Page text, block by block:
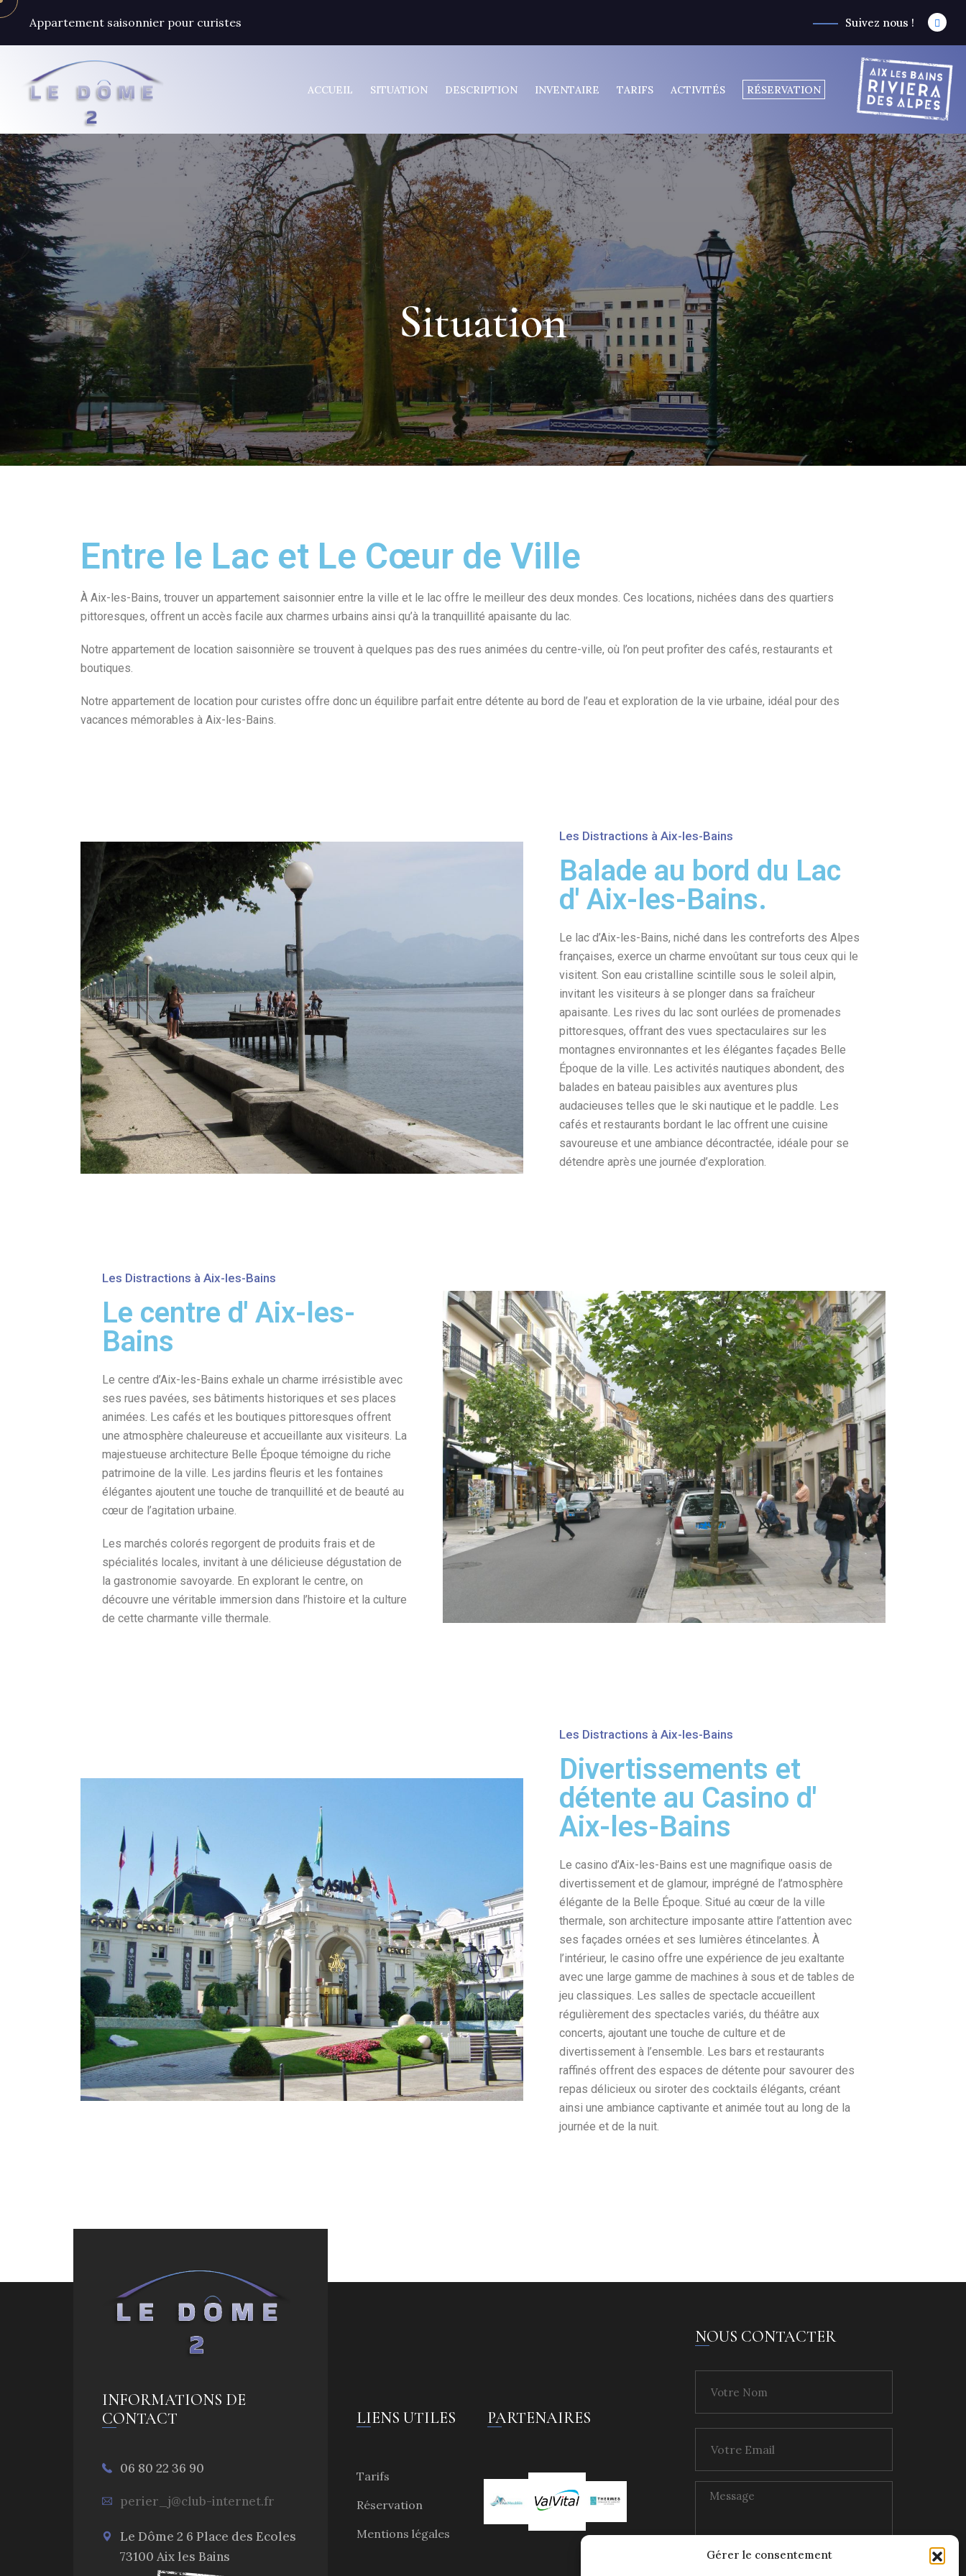
Gérer le consentement
Appartement saisonnier pour curistes Suivez nous !
ACCUEIL SITUATION DESCRIPTION INVENTAIRE TARIFS ACTIVITÉS RÉSERVATION
Situation
Entre le Lac et Le Cœur de Ville
À Aix-les-Bains, trouver un appartement saisonnier entre la ville et le lac offre le meilleur des deux mondes. Ces locations, nichées dans des quartiers
pittoresques, offrent un accès facile aux charmes urbains ainsi qu’à la tranquillité apaisante du lac.
Notre appartement de location saisonnière se trouvent à quelques pas des rues animées du centre-ville, où l’on peut profiter des cafés, restaurants et
boutiques.
Notre appartement de location pour curistes offre donc un équilibre parfait entre détente au bord de l’eau et exploration de la vie urbaine, idéal pour des
vacances mémorables à Aix-les-Bains.
Les Distractions à Aix-les-Bains
Balade au bord du Lac
d' Aix-les-Bains.
Le lac d’Aix-les-Bains, niché dans les contreforts des Alpes
françaises, exerce un charme envoûtant sur tous ceux qui le
visitent. Son eau cristalline scintille sous le soleil alpin,
invitant les visiteurs à se plonger dans sa fraîcheur
apaisante. Les rives du lac sont ourlées de promenades
pittoresques, offrant des vues spectaculaires sur les
montagnes environnantes et les élégantes façades Belle
Époque de la ville. Les activités nautiques abondent, des
balades en bateau paisibles aux aventures plus
audacieuses telles que le ski nautique et le paddle. Les
cafés et restaurants bordant le lac offrent une cuisine
savoureuse et une ambiance décontractée, idéale pour se
détendre après une journée d’exploration.
Les Distractions à Aix-les-Bains
Le centre d' Aix-les-
Bains
Le centre d’Aix-les-Bains exhale un charme irrésistible avec
ses rues pavées, ses bâtiments historiques et ses places
animées. Les cafés et les boutiques pittoresques offrent
une atmosphère chaleureuse et accueillante aux visiteurs. La
majestueuse architecture Belle Époque témoigne du riche
patrimoine de la ville. Les jardins fleuris et les fontaines
élégantes ajoutent une touche de tranquillité et de beauté au
cœur de l’agitation urbaine.
Les marchés colorés regorgent de produits frais et de
spécialités locales, invitant à une délicieuse dégustation de
la gastronomie savoyarde. En explorant le centre, on
découvre une véritable immersion dans l’histoire et la culture
de cette charmante ville thermale.
Les Distractions à Aix-les-Bains
Divertissements et
détente au Casino d'
Aix-les-Bains
Le casino d’Aix-les-Bains est une magnifique oasis de
divertissement et de glamour, imprégné de l’atmosphère
élégante de la Belle Époque. Situé au cœur de la ville
thermale, son architecture imposante attire l’attention avec
ses façades ornées et ses lumières étincelantes. À
l’intérieur, le casino offre une expérience de jeu exaltante
avec une large gamme de machines à sous et de tables de
jeu classiques. Les salles de spectacle accueillent
régulièrement des spectacles variés, du théâtre aux
concerts, ajoutant une touche de culture et de
divertissement à l’ensemble. Les bars et restaurants
raffinés offrent des espaces de détente pour savourer des
repas délicieux ou siroter des cocktails élégants, créant
ainsi une ambiance captivante et animée tout au long de la
journée et de la nuit.
INFORMATIONS DE
CONTACT
06 80 22 36 90
perier_j@club-internet.fr
Le Dôme 2 6 Place des Ecoles
73100 Aix les Bains
LIENS UTILES
Tarifs
Réservation
Mentions légales
PARTENAIRES
NOUS CONTACTER